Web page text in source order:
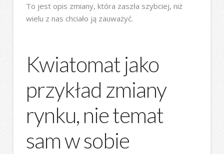
To jest opis zmiany, która zaszła szybciej, niż
wielu z nas chciało ją zauważyć.
Kwiatomat jako
przykład zmiany
rynku, nie temat
sam w sobie